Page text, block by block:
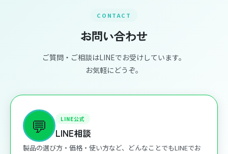
CONTACT
お問い合わせ
ご質問・ご相談はLINEでお受けしています。
お気軽にどうぞ。
💬 LINE公式
LINE相談
製品の選び方・価格・使い方など、どんなことでもLINEでお